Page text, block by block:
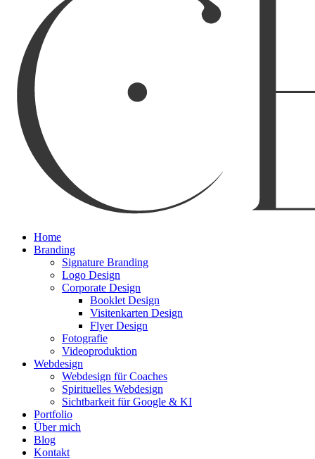
Menu
Home
Branding
Signature Branding
Logo Design
Corporate Design
Booklet Design
Visitenkarten Design
Flyer Design
Fotografie
Videoproduktion
Webdesign
Webdesign für Coaches
Spirituelles Webdesign
Sichtbarkeit für Google & KI
Portfolio
Über mich
Blog
Kontakt